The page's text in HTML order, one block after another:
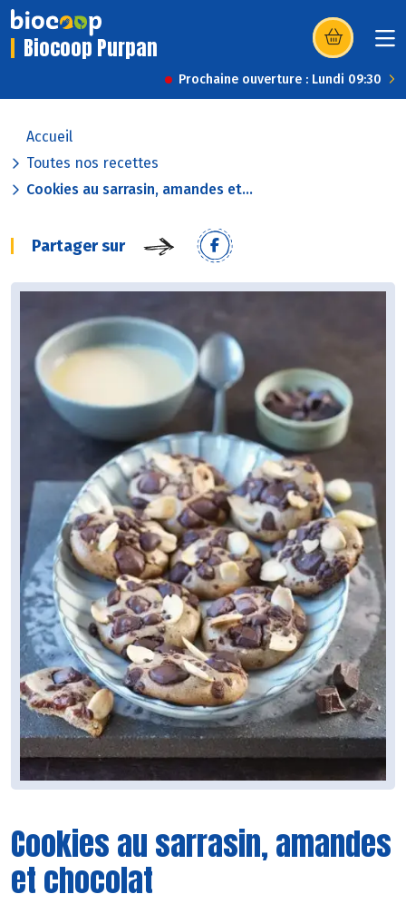
Biocoop Purpan (s’ouvre dans
Prochaine ouverture : Lundi 09:30
Accueil
Toutes nos recettes
Cookies au sarrasin, amandes et...
Partager sur
Cookies au sarrasin, amandes
et chocolat